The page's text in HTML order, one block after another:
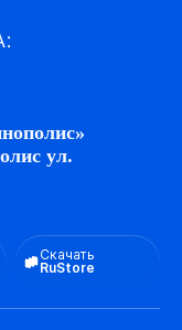
ул.
Скачать
RuStore